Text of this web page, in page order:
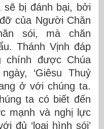
sẽ bị đánh bại, bởi
của Người Chăn
sói, mà chăn
Thánh Vịnh đáp
chính được Chúa
‘Giêsu Thuỷ
ở với chúng ta.
ta có biết đến
mạnh và nghị lực
đủ ‘loại hình sói’